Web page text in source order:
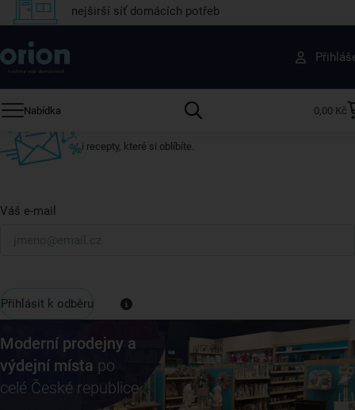
nejširší síť domácích potřeb
Nabídka 0,00 Kč
Získejte rady, recepty a tipy na slevy dřív než
ostatní
Přihlaste se k odběru našeho newsletteru.
i recepty, které si oblíbíte.
Váš e-mail
Přihlásit k odběru
Moderní prodejny a
výdejní místa po
celé České republice